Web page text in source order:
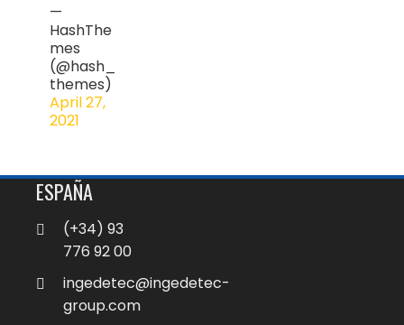
—
HashThe
mes
(@hash_
themes)
April 27,
2021
ESPAÑA
(+34) 93
776 92 00
ingedetec@ingedetec-
group.com